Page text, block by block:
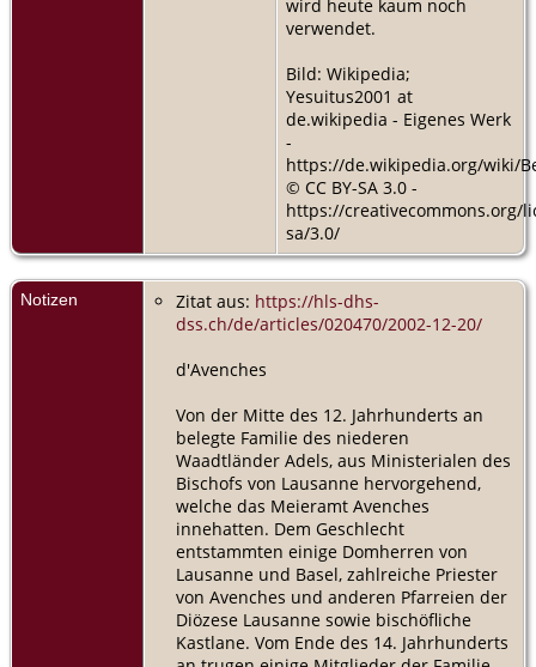
wird heute kaum noch
verwendet.
Bild: Wikipedia;
Yesuitus2001 at
de.wikipedia - Eigenes Werk
-
https://de.wikipedia.org/wiki/
© CC BY-SA 3.0 -
https://creativecommons.org/
sa/3.0/
Notizen Zitat aus: https://hls-dhs-
dss.ch/de/articles/020470/2002-12-20/
d'Avenches
Von der Mitte des 12. Jahrhunderts an
belegte Familie des niederen
Waadtländer Adels, aus Ministerialen des
Bischofs von Lausanne hervorgehend,
welche das Meieramt Avenches
innehatten. Dem Geschlecht
entstammten einige Domherren von
Lausanne und Basel, zahlreiche Priester
von Avenches und anderen Pfarreien der
Diözese Lausanne sowie bischöfliche
Kastlane. Vom Ende des 14. Jahrhunderts